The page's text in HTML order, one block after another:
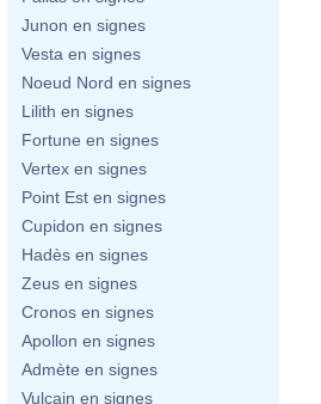
Junon en signes
Vesta en signes
Noeud Nord en signes
Lilith en signes
Fortune en signes
Vertex en signes
Point Est en signes
Cupidon en signes
Hadès en signes
Zeus en signes
Cronos en signes
Apollon en signes
Admète en signes
Vulcain en signes